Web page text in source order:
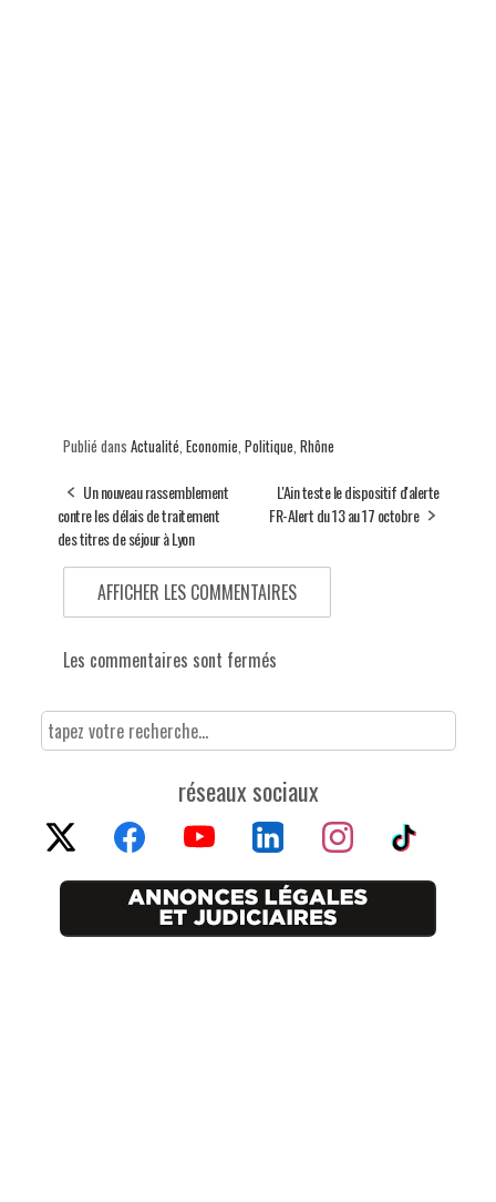
Publié dans Actualité, Economie, Politique, Rhône
Un nouveau rassemblement
contre les délais de traitement
des titres de séjour à Lyon
L'Ain teste le dispositif d'alerte
FR-Alert du 13 au 17 octobre
AFFICHER LES COMMENTAIRES
Les commentaires sont fermés
réseaux sociaux